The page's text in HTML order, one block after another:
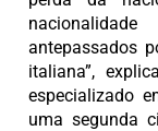
antepassados
italiana”,
especializado
uma segunda